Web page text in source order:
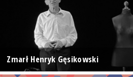
Zmarł Henryk Gęsikowski